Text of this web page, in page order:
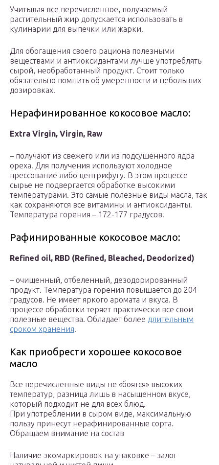
Учитывая все перечисленное, получаемый
растительный жир допускается использовать в
кулинарии для выпечки или жарки.
Для обогащения своего рациона полезными
веществами и антиоксидантами лучше употреблять
сырой, необработанный продукт. Стоит только
обязательно помнить об умеренности и небольших
дозировках.
Нерафинированное кокосовое масло:
Extra Virgin, Virgin, Raw
– получают из свежего или из подсушенного ядра
ореха. Для получения используют холодное
прессование либо центрифугу. В этом процессе
сырье не подвергается обработке высокими
температурами. Это самые полезные виды масла, так
как сохраняются все витамины и антиоксиданты.
Температура горения – 172-177 градусов.
Рафинированные кокосовое масло:
Refined oil, RBD (Refined, Bleached, Deodorized)
– очищенный, отбеленный, дезодорированный
продукт. Температура горения повышается до 204
градусов. Не имеет яркого аромата и вкуса. В
процессе обработки теряет практически все свои
полезные вещества. Обладает более длительным
сроком хранения.
Как приобрести хорошее кокосовое
масло
Все перечисленные виды не «боятся» высоких
температур, разница лишь в насыщенном вкусе,
который подходит не для всех блюд.
При употреблении в сыром виде, максимальную
пользу принесут нерафинированные сорта.
Обращаем внимание на состав
Наличие экомаркировок на упаковке – залог